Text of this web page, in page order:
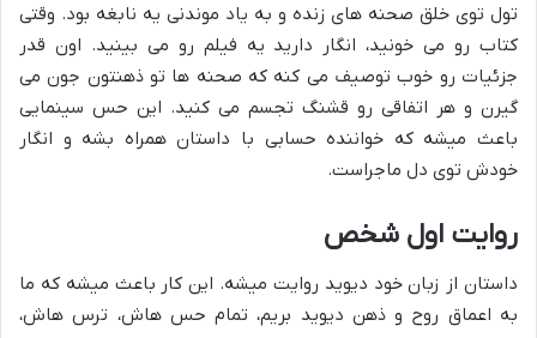
تول توی خلق صحنه های زنده و به یاد موندنی یه نابغه بود. وقتی
کتاب رو می خونید، انگار دارید یه فیلم رو می بینید. اون قدر
جزئیات رو خوب توصیف می کنه که صحنه ها تو ذهنتون جون می
گیرن و هر اتفاقی رو قشنگ تجسم می کنید. این حس سینمایی
باعث میشه که خواننده حسابی با داستان همراه بشه و انگار
خودش توی دل ماجراست.
روایت اول شخص
داستان از زبان خود دیوید روایت میشه. این کار باعث میشه که ما
به اعماق روح و ذهن دیوید بریم، تمام حس هاش، ترس هاش،